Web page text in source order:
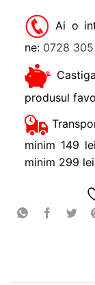
Ai o
ne: 0728 305
produsul
minim 149
minim 299